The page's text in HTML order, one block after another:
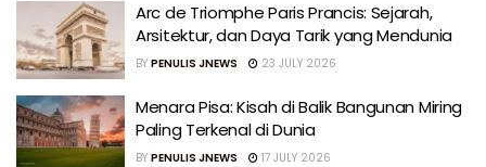
Arc de Triomphe Paris Prancis: Sejarah,
Arsitektur, dan Daya Tarik yang Mendunia
BY PENULIS JNEWS 23 JULY 2026
Menara Pisa: Kisah di Balik Bangunan Miring
Paling Terkenal di Dunia
BY PENULIS JNEWS 17 JULY 2026